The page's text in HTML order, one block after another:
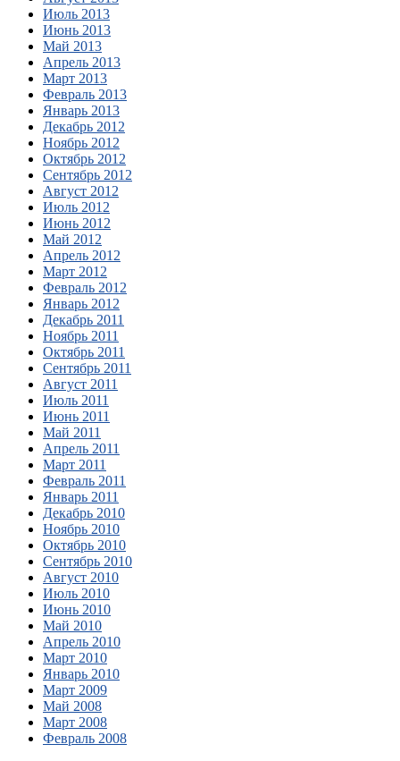
Июль 2013
Июнь 2013
Май 2013
Апрель 2013
Март 2013
Февраль 2013
Январь 2013
Декабрь 2012
Ноябрь 2012
Октябрь 2012
Сентябрь 2012
Август 2012
Июль 2012
Июнь 2012
Май 2012
Апрель 2012
Март 2012
Февраль 2012
Январь 2012
Декабрь 2011
Ноябрь 2011
Октябрь 2011
Сентябрь 2011
Август 2011
Июль 2011
Июнь 2011
Май 2011
Апрель 2011
Март 2011
Февраль 2011
Январь 2011
Декабрь 2010
Ноябрь 2010
Октябрь 2010
Сентябрь 2010
Август 2010
Июль 2010
Июнь 2010
Май 2010
Апрель 2010
Март 2010
Январь 2010
Март 2009
Май 2008
Март 2008
Февраль 2008